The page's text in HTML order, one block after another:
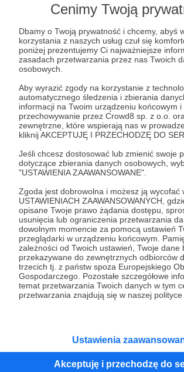
Cenimy Twoją
Dbamy o Twoją prywatność i chcemy, abyś
korzystania z naszych usług czuł się
poniżej prezentujemy Ci najważniejsze
zasadach przetwarzania przez nas Twoich
osobowych.
Aby wyrazić zgody na korzystanie z
automatycznego śledzenia i zbierania
informacji na Twoim urządzeniu końcowym i
przechowywanie przez Crowd8 sp. z o.o.
zewnętrzne, które wspierają nas w
kliknij AKCEPTUJĘ I PRZECHODZĘ DO
Jeśli chcesz dostosować lub zmienić swoje
dotyczące zbierania danych osobowych,
"USTAWIENIA ZAAWANSOWANE".
Zgoda jest dobrowolna i możesz ją wycofać
USTAWIENIACH ZAAWANSOWANYCH,
opisane Twoje prawo żądania dostępu,
usunięcia lub ograniczenia przetwarzania
dowolnym momencie za pomocą ustawień
przeglądarki w urządzeniu końcowym.
zależności od Twoich ustawień, Twoje dane
przekazywane do zewnętrznych odbiorców
trzecich tj. z państw spoza Europejskiego
Gospodarczego. Pozostałe szczegółowe
temat przetwarzania Twoich danych w tym
przetwarzania znajdują się w naszej polityce
Ustawienia
Akceptuję i przechodzę do
25 zł miesięcznie
Idziemy w coraz poważniejsze kwoty,
prócz wcześniejszych bonusów,
również możliwość zagłosowania
w której raz w miesiącu wspólnie
sobie temat odcinka.
Patroni: 3
50 zł miesięcznie
Nawet nie wiesz, jak bardzo mi
W ramach podziękowań za Twoją
chciałabym wręczyć Ci symboliczny
postaci kubka z logo kanału!
otrzymujesz wszystkie bonusy z
progów.